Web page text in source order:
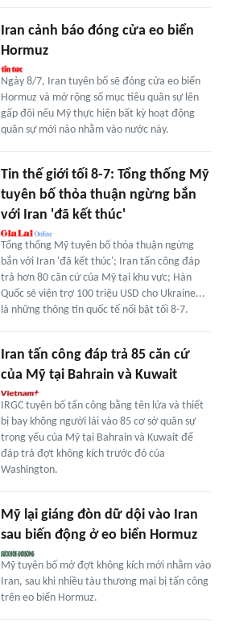
Iran cảnh báo đóng cửa eo biển
Hormuz
Ngày 8/7, Iran tuyên bố sẽ đóng cửa eo biển
Hormuz và mở rộng số mục tiêu quân sự lên
gấp đôi nếu Mỹ thực hiện bất kỳ hoạt động
quân sự mới nào nhằm vào nước này.
Tin thế giới tối 8-7: Tổng thống Mỹ
tuyên bố thỏa thuận ngừng bắn
với Iran 'đã kết thúc'
Tổng thống Mỹ tuyên bố thỏa thuận ngừng
bắn với Iran 'đã kết thúc'; Iran tấn công đáp
trả hơn 80 căn cứ của Mỹ tại khu vực; Hàn
Quốc sẽ viện trợ 100 triệu USD cho Ukraine...
là những thông tin quốc tế nổi bật tối 8-7.
Iran tấn công đáp trả 85 căn cứ
của Mỹ tại Bahrain và Kuwait
IRGC tuyên bố tấn công bằng tên lửa và thiết
bị bay không người lái vào 85 cơ sở quân sự
trọng yếu của Mỹ tại Bahrain và Kuwait để
đáp trả đợt không kích trước đó của
Washington.
Mỹ lại giáng đòn dữ dội vào Iran
sau biến động ở eo biển Hormuz
Mỹ tuyên bố mở đợt không kích mới nhằm vào
Iran, sau khi nhiều tàu thương mại bị tấn công
trên eo biển Hormuz.